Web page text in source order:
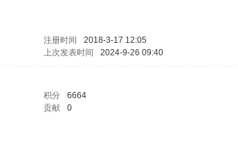
注册时间 2018-3-17 12:05
上次发表时间 2024-9-26 09:40
积分 6664
贡献 0